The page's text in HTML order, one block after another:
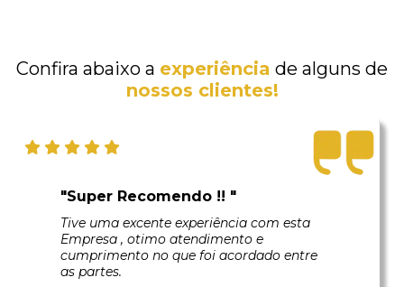
Confira abaixo a experiência de alguns de
nossos clientes!
"Super Recomendo !! "
Tive uma excente experiência com esta
Empresa , otimo atendimento e
cumprimento no que foi acordado entre
as partes.